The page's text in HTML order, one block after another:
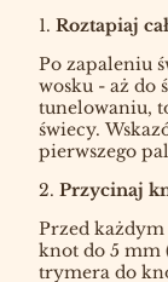
1. Roztapiaj
Po zapaleniu
wosku - aż do
tunelowaniu,
świecy.
pierwszego
2. Przycinaj
Przed
knot do 5 mm
trymera do